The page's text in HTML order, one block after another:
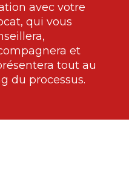
avec votre
qui vous
et
tout au
du processus.